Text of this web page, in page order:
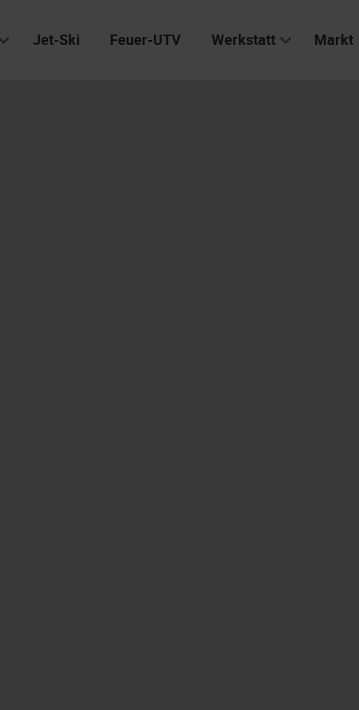
Jet-Ski Feuer-UTV Werkstatt Markt